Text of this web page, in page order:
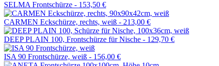
SELMA Frontschürze - 153,50 €
CARMEN Eckschürze, rechts, weiß - 213,00 €
DEEP PLAIN 100, Frontschürze für Nische - 129,70 €
ISA 90 Frontschürze, weiß - 156,00 €